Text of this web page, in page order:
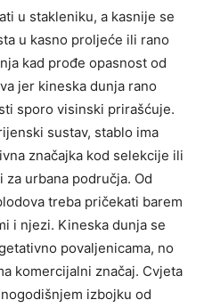
u stakleniku, a kasnije se
u kasno proljeće ili rano
kad prođe opasnost od
jer kineska dunja rano
sporo visinski prirašćuje.
sustav, stablo ima
značajka kod selekcije ili
urbana područja. Od
treba pričekati barem
i njezi. Kineska dunja se
povaljenicama, no
komercijalni značaj. Cvjeta
izbojku od